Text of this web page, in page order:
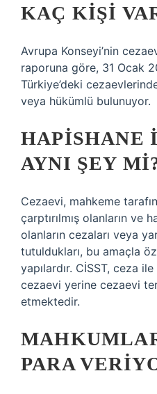
KAÇ KIŞI
Avrupa Konseyi’nin
raporuna göre, 31 Ocak
Türkiye’deki
veya hükümlü bulunuyor.
HAPISHANE
AYNI ŞEY
Cezaevi, mahkeme
çarptırılmış olanların ve
olanların cezaları veya
tutuldukları, bu amaçla
yapılardır. CİSST, ceza
cezaevi yerine cezaevi
etmektedir.
PARA